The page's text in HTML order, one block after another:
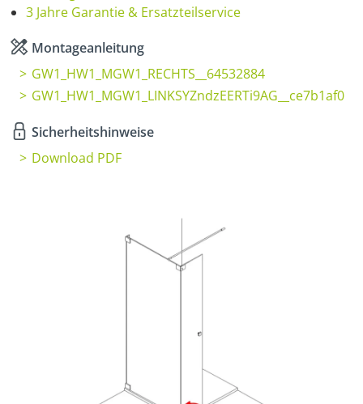
3 Jahre Garantie & Ersatzteilservice
Montageanleitung
GW1_HW1_MGW1_RECHTS__64532884
GW1_HW1_MGW1_LINKSYZndzEERTi9AG__ce7b1af0
Sicherheitshinweise
Download PDF